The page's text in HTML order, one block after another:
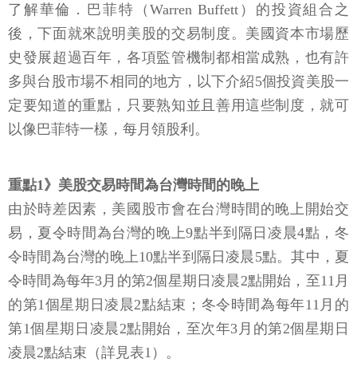
了解華倫．巴菲特（Warren Buffett）的投資組合之
後，下面就來說明美股的交易制度。美國資本市場歷
史發展超過百年，各項監管機制都相當成熟，也有許
多與台股市場不相同的地方，以下介紹5個投資美股一
定要知道的重點，只要熟知並且善用這些制度，就可
以像巴菲特一樣，每月領股利。
重點1》美股交易時間為台灣時間的晚上
由於時差因素，美國股市會在台灣時間的晚上開始交
易，夏令時間為台灣的晚上9點半到隔日凌晨4點，冬
令時間為台灣的晚上10點半到隔日凌晨5點。其中，夏
令時間為每年3月的第2個星期日凌晨2點開始，至11月
的第1個星期日凌晨2點結束；冬令時間為每年11月的
第1個星期日凌晨2點開始，至次年3月的第2個星期日
凌晨2點結束（詳見表1）。